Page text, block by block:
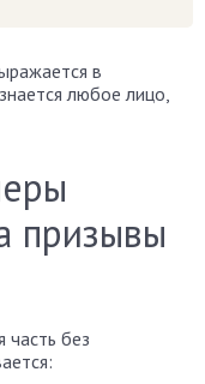
в
любое лицо,
призывы
часть без